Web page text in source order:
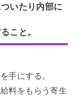
いたり内部に
こと。
手にする。
料をもらう寄生